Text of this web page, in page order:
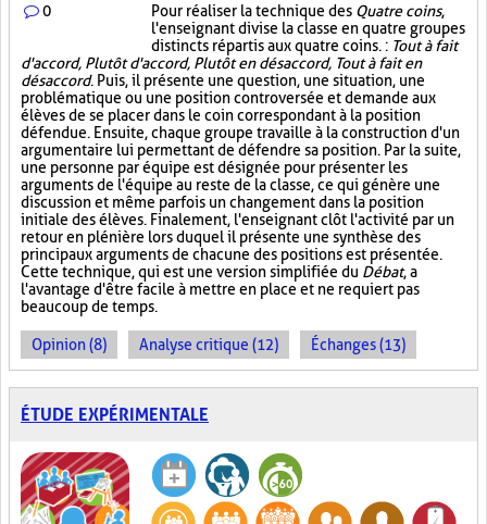
0 Pour réaliser la technique des Quatre coins,
l'enseignant divise la classe en quatre groupes
distincts répartis aux quatre coins. : Tout à fait
d'accord, Plutôt d'accord, Plutôt en désaccord, Tout à fait en
désaccord. Puis, il présente une question, une situation, une
problématique ou une position controversée et demande aux
élèves de se placer dans le coin correspondant à la position
défendue. Ensuite, chaque groupe travaille à la construction d'un
argumentaire lui permettant de défendre sa position. Par la suite,
une personne par équipe est désignée pour présenter les
arguments de l'équipe au reste de la classe, ce qui génère une
discussion et même parfois un changement dans la position
initiale des élèves. Finalement, l'enseignant clôt l'activité par un
retour en plénière lors duquel il présente une synthèse des
principaux arguments de chacune des positions est présentée.
Cette technique, qui est une version simplifiée du Débat, a
l'avantage d'être facile à mettre en place et ne requiert pas
beaucoup de temps.
Opinion (8) Analyse critique (12) Échanges (13)
ÉTUDE EXPÉRIMENTALE